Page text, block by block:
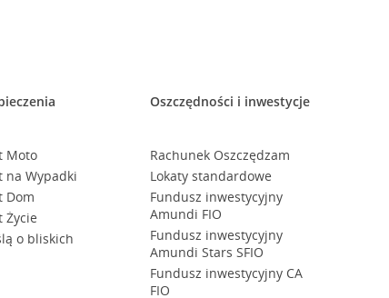
Moto
na Wypadki
Dom
Życie
o bliskich
Oszczędności i inwestycje
Rachunek Oszczędzam
Lokaty standardowe
Fundusz inwestycyjny
Amundi FIO
Fundusz inwestycyjny
Amundi Stars SFIO
Fundusz inwestycyjny CA
FIO